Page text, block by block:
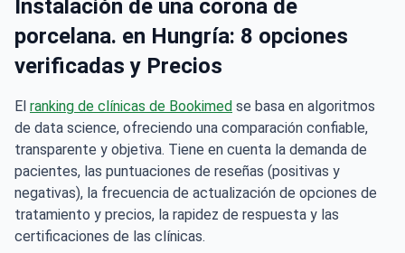
porcelana. en Hungría: 8 opciones
verificadas y Precios
de data science, ofreciendo una comparación confiable,
transparente y objetiva. Tiene en cuenta la demanda de
pacientes, las puntuaciones de reseñas (positivas y
negativas), la frecuencia de actualización de opciones de
tratamiento y precios, la rapidez de respuesta y las
certificaciones de las clínicas.